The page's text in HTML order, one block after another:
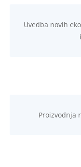
Uvedba novih
Proizvodnja